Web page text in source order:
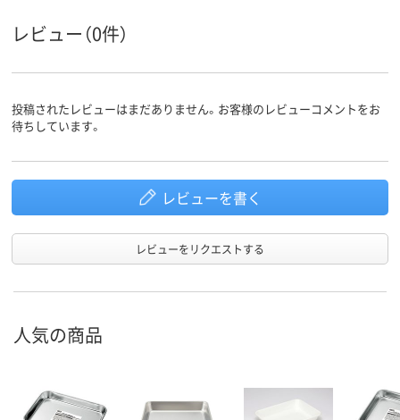
レビュー（0件）
投稿されたレビューはまだありません。お客様のレビューコメントをお
待ちしています。
レビューを書く
レビューをリクエストする
人気の商品